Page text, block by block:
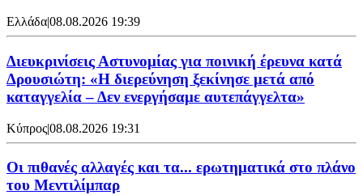
Ελλάδα|08.08.2026 19:39
Διευκρινίσεις Αστυνομίας για ποινική έρευνα κατά
Δρουσιώτη: «Η διερεύνηση ξεκίνησε μετά από
καταγγελία – Δεν ενεργήσαμε αυτεπάγγελτα»
Κύπρος|08.08.2026 19:31
Οι πιθανές αλλαγές και τα... ερωτηματικά στο πλάνο
του Μεντιλίμπαρ